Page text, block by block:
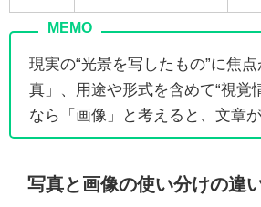
現実の“光景を写したもの”に焦
真」、用途や形式を含めて“視覚
なら「画像」と考えると、文章
写真と画像の使い分けの違